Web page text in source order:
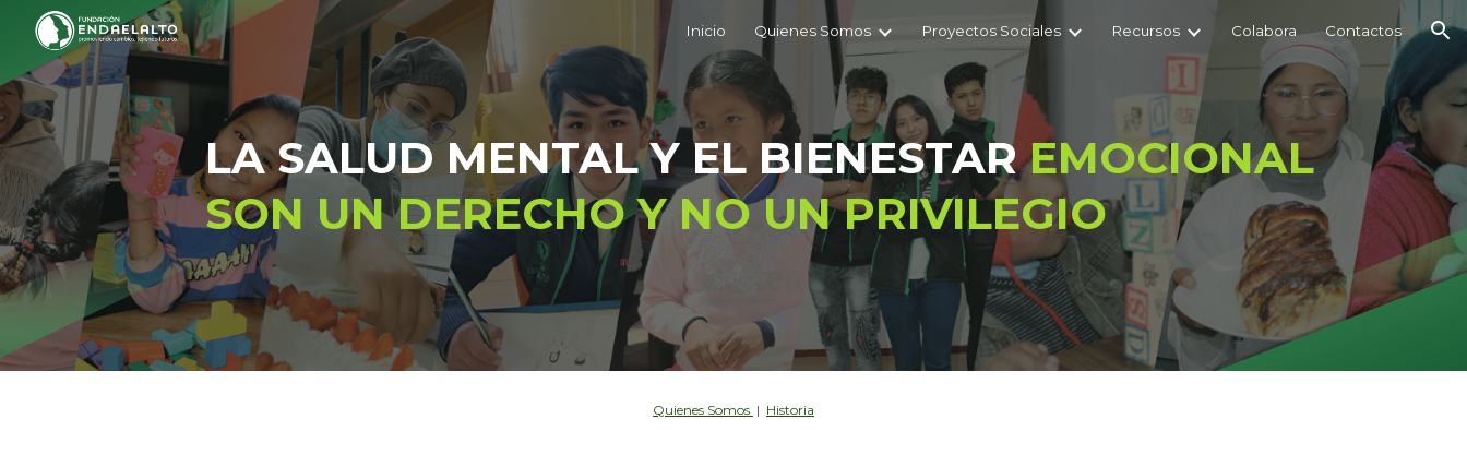
Skip to main content Skip to navigation
Inicio Quienes Somos Proyectos Sociales Recursos Colabora Contactos
LA SALUD MENTAL Y EL BIENESTAREMOCIONAL
SON UN DERECHO Y NO UN PRIVILEGIO
Quienes Somos | Historia